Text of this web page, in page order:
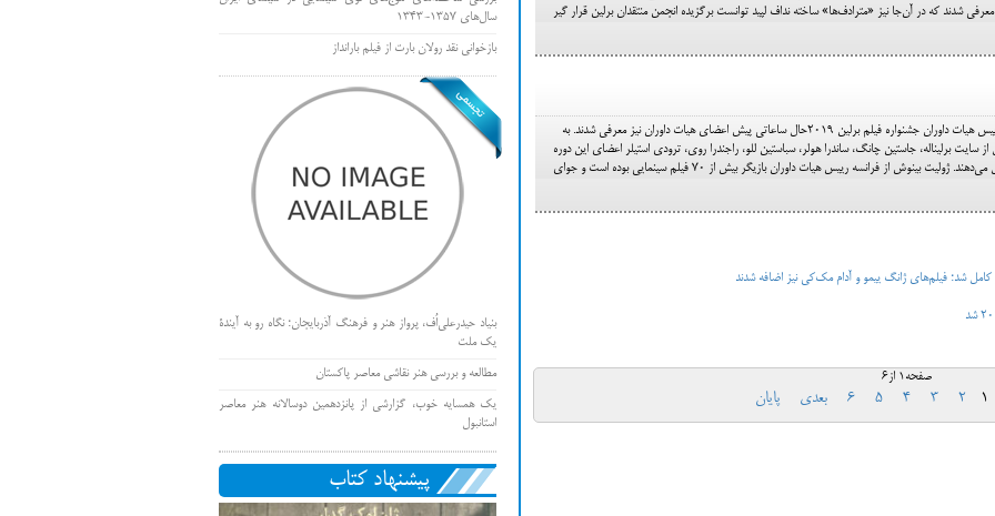
شدند که در آن‌جا نیز «مترادف‌ها» ساخته نداف لپید توانست برگزیده انجمن منتقدان برلین قرار گیر
پس از معرفی ژولیت بینوش به عنوان رییس هیات داوران جشنواره فیلم برلین ۲۰۱۹حال ساعاتی پیش اعضای هیات داوران نیز معرفی شدند. به
برلیناله، جاستین چانگ، ساندرا هولر، سباستین للو، راجندرا روی، ترودی استیلر اعضای این دوره
بینوش از فرانسه رییس هیات داوران بازیگر بیش از ۷۰ فیلم سینمایی بوده است و جوای
صفحه1 از6
1
2
3
4
5
6 بعدی پایان
سال‌های 1357-1343
بازخوانی نقد رولان بارت از فیلم بارانداز
بنیاد حیدرعلی‌اُف، پرواز هنر و فرهنگ آذربایجان؛ نگاه رو به آیندۀ
یک ملت
مطالعه و بررسی هنر نقاشی معاصر پاکستان
یک همسایه خوب، گزارشی از پانزدهمین دوسالانه هنر معاصر
استانبول
پیشنهاد کتاب